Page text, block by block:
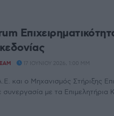
17 ΙΟΥΝΊΟΥ 2026, 1:00 ΜΜ
ο Μηχανισμός Στήριξης
με τα Επιμελητήρια